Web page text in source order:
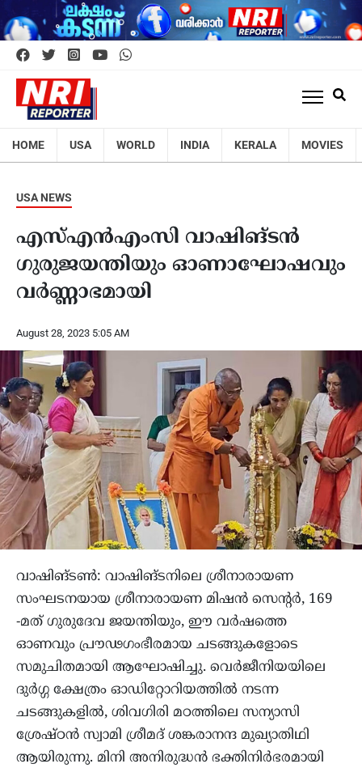
HOME USA WORLD INDIA KERALA MOVIES
USA NEWS
എസ്എന്‍എംസി വാഷിങ്‌ടൻ
ഗുരുജയന്തിയും ഓണാഘോഷവും
വർണ്ണാഭമായി
August 28, 2023 5:05 AM
വാഷിങ്ടൺ: വാഷിങ്‌ടനിലെ ശ്രീനാരായണ
സംഘടനയായ ശ്രീനാരായണ മിഷൻ സെന്‍റർ, 169
-മത് ഗുരുദേവ ജയന്തിയും, ഈ വർഷത്തെ
ഓണവും പ്രൗഢഗംഭീരമായ ചടങ്ങുകളോടെ
സമുചിതമായി ആഘോഷിച്ചു. വെർജീനിയയിലെ
ദുർഗ്ഗ ക്ഷേത്രം ഓഡിറ്റോറിയത്തിൽ നടന്ന
ചടങ്ങുകളിൽ, ശിവഗിരി മഠത്തിലെ സന്യാസി
ശ്രേഷ്ഠൻ സ്വാമി ശ്രീമദ് ശങ്കരാനന്ദ മുഖ്യാതിഥി
ആയിരുന്നു. മിനി അനിരുദ്ധൻ ഭക്തിനിർഭരമായി